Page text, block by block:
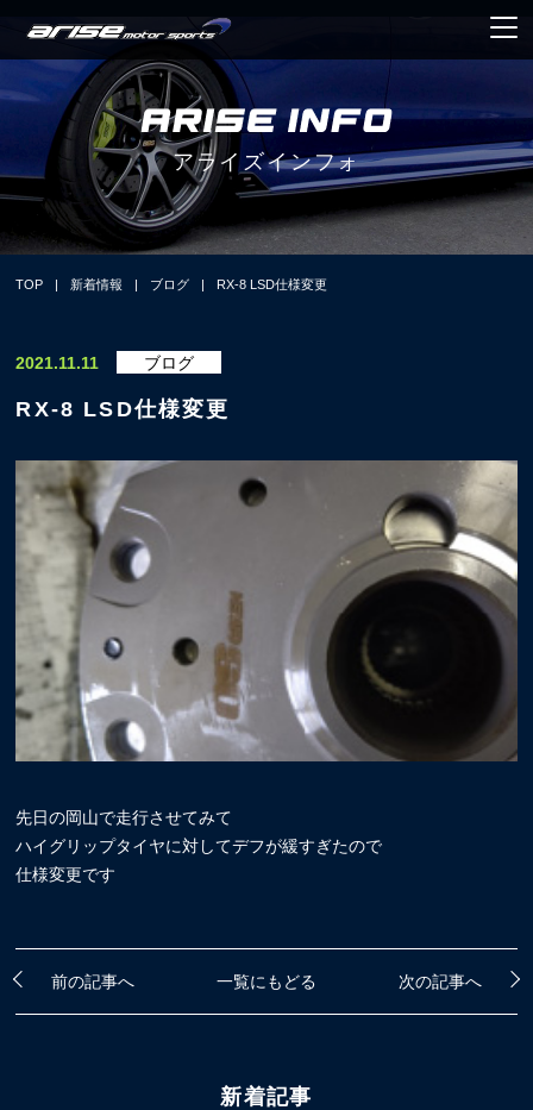
アライズインフォ
TOP | 新着情報 | ブログ | RX-8 LSD仕様変更
2021.11.11 ブログ
RX-8 LSD仕様変更
先日の岡山で走行させてみて
ハイグリップタイヤに対してデフが緩すぎたので
仕様変更です
前の記事へ 一覧にもどる 次の記事へ
新着記事